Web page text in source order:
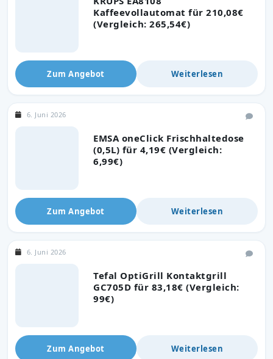
Kaffeevollautomat für 210,08€
(Vergleich: 265,54€)
Zum Angebot Weiterlesen
EMSA oneClick Frischhaltedose
(0,5L) für 4,19€ (Vergleich:
6,99€)
6. Juni 2026
Zum Angebot Weiterlesen
Tefal OptiGrill Kontaktgrill
GC705D für 83,18€ (Vergleich:
99€)
6. Juni 2026
Zum Angebot Weiterlesen